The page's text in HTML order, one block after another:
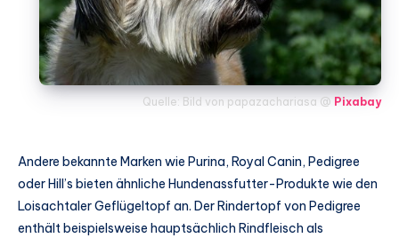
Quelle: Bild von papazachariasa @ Pixabay
Andere bekannte Marken wie Purina, Royal Canin, Pedigree
oder Hill’s bieten ähnliche Hundenassfutter-Produkte wie den
Loisachtaler Geflügeltopf an. Der Rindertopf von Pedigree
enthält beispielsweise hauptsächlich Rindfleisch als